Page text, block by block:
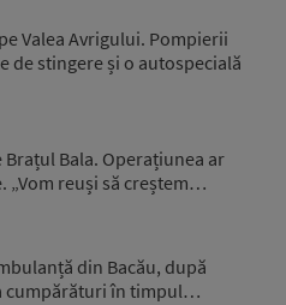
Valea Avrigului. Pompierii
de stingere și o autospecială
Bala. Operațiunea ar
„Vom reuși să creștem…
din Bacău, după
cumpărături în timpul…